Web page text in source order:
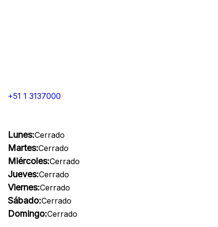
+51 1 3137000
Lunes:Cerrado
Martes:Cerrado
Miércoles:Cerrado
Jueves:Cerrado
Viernes:Cerrado
Sábado:Cerrado
Domingo:Cerrado